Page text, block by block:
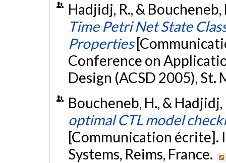
Hadjidj, R., &
Time Petri Net State
Properties
Conference on
Design (ACSD 2005), St.
Boucheneb, H., &
optimal CTL model
[Communication écrite].
Systems, Reims, France.